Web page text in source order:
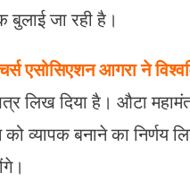
बुलाई जा रही है।
एसोसिएशन आगरा ने
पत्र लिख दिया है। औटा
व्यापक बनाने का निर्णय